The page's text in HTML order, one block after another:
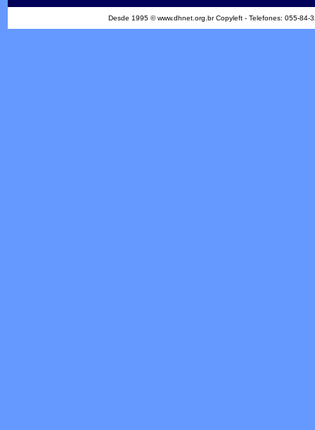
Desde 1995 © www.dhnet.org.br Copyleft - Telefones: 055-